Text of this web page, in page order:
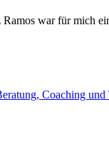
war für mich
Coaching und